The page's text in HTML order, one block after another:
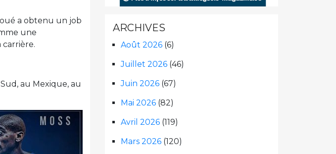
a obtenu un job
une
au Mexique, au
ARCHIVES
Août 2026 (6)
Juillet 2026 (46)
Juin 2026 (67)
Mai 2026 (82)
Avril 2026 (119)
Mars 2026 (120)